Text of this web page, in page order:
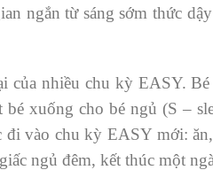
ngắn từ sáng sớm thức
nhiều chu kỳ EASY.
xuống cho bé ngủ (S –
vào chu kỳ EASY mới:
ngủ đêm, kết thúc một